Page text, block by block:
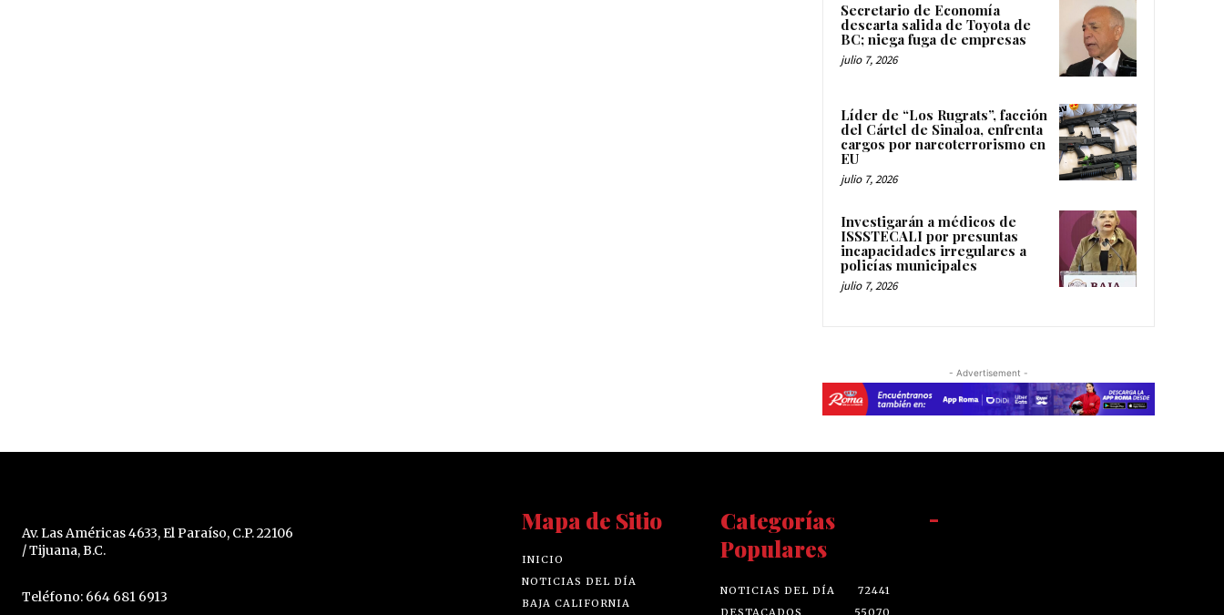
Secretario de Economía
descarta salida de Toyota de
BC; niega fuga de empresas
julio 7, 2026
Líder de “Los Rugrats”, facción
del Cártel de Sinaloa, enfrenta
cargos por narcoterrorismo en
EU
julio 7, 2026
Investigarán a médicos de
ISSSTECALI por presuntas
incapacidades irregulares a
policías municipales
julio 7, 2026
- Advertisement -
Av. Las Américas 4633, El Paraíso, C.P. 22106
/ Tijuana, B.C.
Teléfono: 664 681 6913
Mapa de Sitio
INICIO
NOTICIAS DEL DÍA
BAJA CALIFORNIA
Categorías
Populares
NOTICIAS DEL DÍA
72441
-